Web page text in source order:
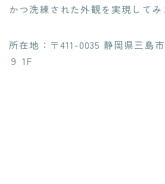
かつ洗練された外観を実現 して
所在地：〒411-0035 静岡県三島
９ 1F